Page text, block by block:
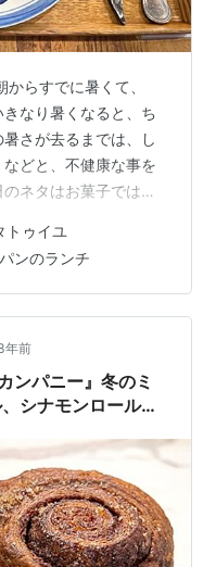
らすでに暑くて、
なり暑くなると、ち
さが去るまでは、し
どと、不健康な事を
ネタはお菓子ではあ
買い物がてらぶらり
いでに朝食のパンで
やき坂にある、 『ブ
』さんへ。お店に足
い匂いが。。。 そう
と、急遽ひと…
トゥイユ
パンのランチ
年前
ンパニー』冬のミ
シナモンロール、